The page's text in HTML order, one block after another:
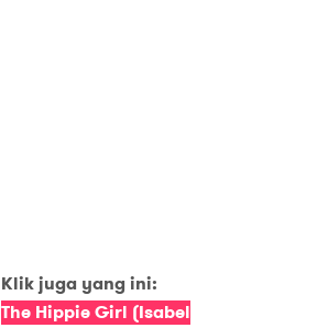
Klik juga yang ini:
The Hippie Girl (Isabel